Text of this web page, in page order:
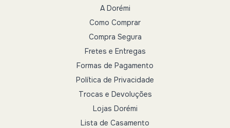
A Dorémi
Como Comprar
Compra Segura
Fretes e Entregas
Formas de Pagamento
Política de Privacidade
Trocas e Devoluções
Lojas Dorémi
Lista de Casamento